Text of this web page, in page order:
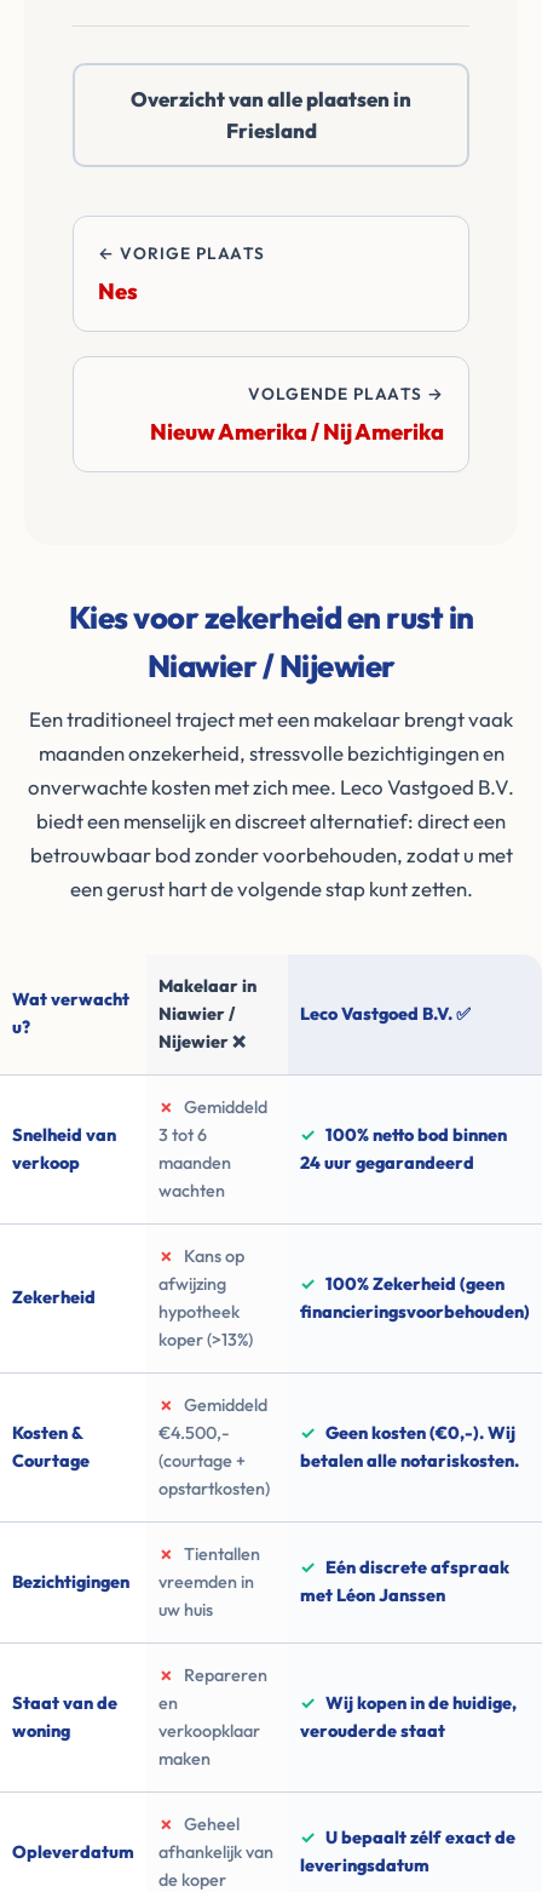
daarbuiten. Wij
betalen alle
overdrachtskosten
en notariskosten van
Overzicht van alle plaatsen in
Friesland
← VORIGE PLAATS
Nes
VOLGENDE PLAATS →
Nieuw Amerika / Nij Amerika
Kies voor zekerheid en rust in
Niawier / Nijewier
Een traditioneel traject met een makelaar brengt vaak
maanden onzekerheid, stressvolle bezichtigingen en
onverwachte kosten met zich mee. Leco Vastgoed B.V.
biedt een menselijk en discreet alternatief: direct een
betrouwbaar bod zonder voorbehouden, zodat u met
een gerust hart de volgende stap kunt zetten.
Wat verwacht
u?
Makelaar in
Niawier /
Nijewier ❌
Leco Vastgoed B.V. ✅
Snelheid van
verkoop
✗
Gemiddeld
3 tot 6
maanden
wachten
✓ 100% netto bod binnen
24 uur gegarandeerd
Zekerheid
✗
Kans op
afwijzing
hypotheek
koper (>13%)
✓ 100% Zekerheid (geen
financieringsvoorbehouden)
Kosten &
Courtage
✗
Gemiddeld
€4.500,-
(courtage +
opstartkosten)
✓ Geen kosten (€0,-). Wij
betalen alle notariskosten.
Bezichtigingen
✗
Tientallen
vreemden in
uw huis
✓ Eén discrete afspraak
met Léon Janssen
Staat van de
woning
✗
Repareren
en
verkoopklaar
maken
✓ Wij kopen in de huidige,
verouderde staat
Opleverdatum
✗
Geheel
afhankelijk van
de koper
✓ U bepaalt zélf exact de
leveringsdatum